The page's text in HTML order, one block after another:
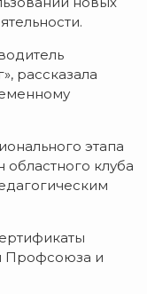
рассказала
этапа
областного клуба
Профсоюза и